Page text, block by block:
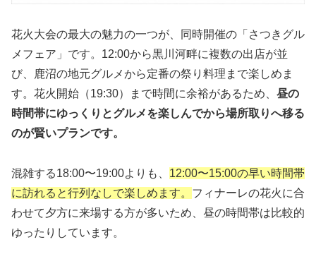
花火大会の最大の魅力の一つが、同時開催の「さつきグル
メフェア」です。12:00から黒川河畔に複数の出店が並
び、鹿沼の地元グルメから定番の祭り料理まで楽しめま
す。花火開始（19:30）まで時間に余裕があるため、 昼の
時間帯にゆっくりとグルメを楽しんでから場所取りへ移る
のが賢いプランです。
混雑する18:00〜19:00よりも、 12:00〜15:00の早い時間帯
に訪れると行列なしで楽しめます。 フィナーレの花火に合
わせて夕方に来場する方が多いため、昼の時間帯は比較的
ゆったりしています。